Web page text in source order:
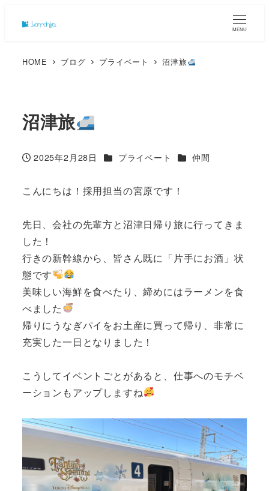
MENU
HOME ブログ プライベート 沼津旅
沼津旅
投稿日
2025年2月28日 カテゴリー
プライベート カテゴリー
仲間
こんにちは！採用担当の宮原です！
先日、会社の先輩方と沼津日帰り旅に行ってきま
した！
行きの新幹線から、皆さん既に「片手にお酒」状
態です
美味しい海鮮を食べたり、締めにはラーメンを食
べました
帰りにうなぎパイをお土産に買って帰り、非常に
充実した一日となりました！
こうしてイベントごとがあると、仕事へのモチベ
ーションもアップしますね